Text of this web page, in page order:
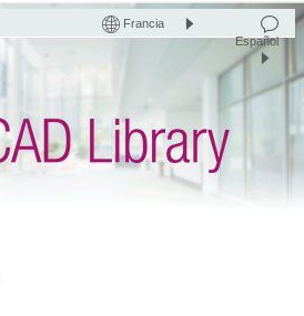
Francia
Español